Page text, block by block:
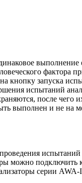
кнопку запуска
испытаний
после
выполнен и не на
можно
серии